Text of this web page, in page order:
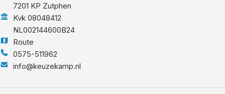
7201 KP Zutphen
Kvk 08048412
NL002144600B24
Route
0575-511962
info@keuzekamp.nl